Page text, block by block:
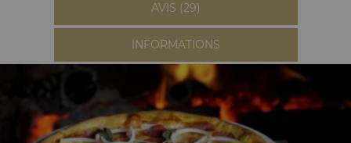
AVIS (29)
INFORMATIONS